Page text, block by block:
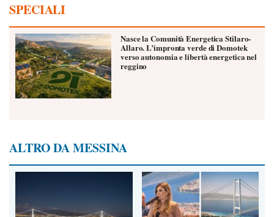
SPECIALI
Nasce la Comunità Energetica Stilaro-
Allaro. L’impronta verde di Domotek
verso autonomia e libertà energetica nel
reggino
ALTRO DA MESSINA